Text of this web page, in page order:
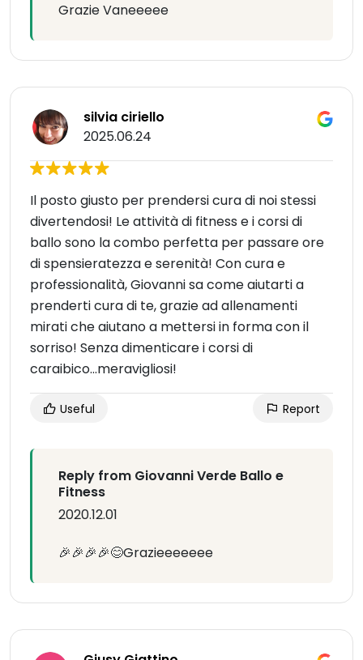
Grazie Vaneeeee
silvia ciriello
2025.06.24
Il posto giusto per prendersi cura di noi stessi
divertendosi! Le attività di fitness e i corsi di
ballo sono la combo perfetta per passare ore
di spensieratezza e serenità! Con cura e
professionalità, Giovanni sa come aiutarti a
prenderti cura di te, grazie ad allenamenti
mirati che aiutano a mettersi in forma con il
sorriso! Senza dimenticare i corsi di
caraibico...meravigliosi!
Useful Report
Reply from Giovanni Verde Ballo e
Fitness
2020.12.01
🎉🎉🎉🎉😊Grazieeeeeee